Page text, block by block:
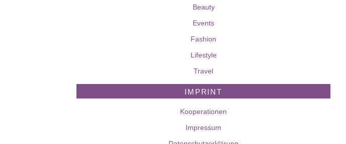
Beauty
Events
Fashion
Lifestyle
Travel
IMPRINT
Kooperationen
Impressum